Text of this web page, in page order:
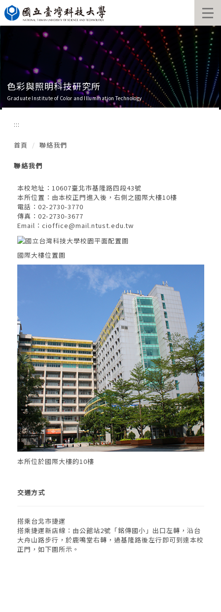
跳
到
主
容
區
色彩與照明科技研究所
Graduate Institute of Color and Illumination Technology
:::
首頁 聯絡我們
聯絡我們
本校地址：10607臺北市基隆路四段43號
本所位置：由本校正門進入後，右側之國際大樓10樓
電話：02-2730-3770
傳真：02-2730-3677
Email：cioffice@mail.ntust.edu.tw
國際大樓位置圖
本所位於國際大樓的10樓
交通方式
搭乘台北市捷運
搭乘捷運新店線：由公館站2號「銘傳國小」出口左轉，沿台
大舟山路步行，於鹿鳴堂右轉，過基隆路後左行即可到達本校
正門，如下圖所示。